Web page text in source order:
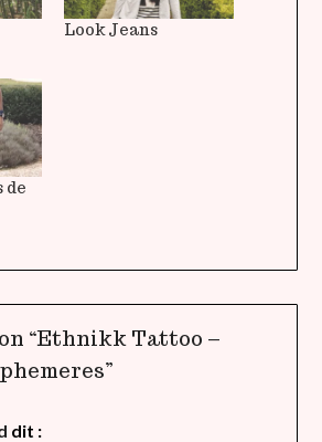
Look Jeans
de
“Ethnikk Tattoo –
”
dit :